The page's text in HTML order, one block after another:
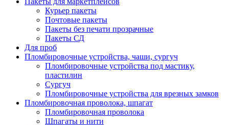
Курьер пакеты
Почтовые пакеты
Пакеты без печати прозрачные
Пакеты СД
Для проб
Пломбировочные устройства, чаши, сургуч
Пломбировочные устройства под мастику,
пластилин
Сургуч
Пломбировочные устройства для врезных замков
Пломбировочная проволока, шпагат
Пломбировочная проволока
Шпагаты и нити